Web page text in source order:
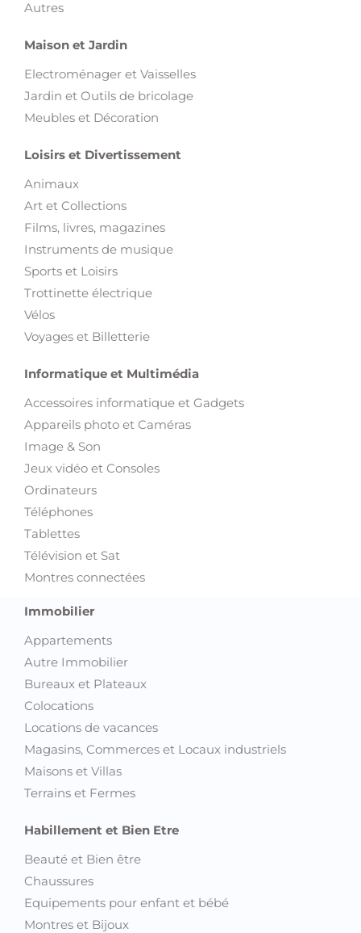
Autres
Maison et Jardin
Electroménager et Vaisselles
Jardin et Outils de bricolage
Meubles et Décoration
Loisirs et Divertissement
Animaux
Art et Collections
Films, livres, magazines
Instruments de musique
Sports et Loisirs
Trottinette électrique
Vélos
Voyages et Billetterie
Informatique et Multimédia
Accessoires informatique et Gadgets
Appareils photo et Caméras
Image & Son
Jeux vidéo et Consoles
Ordinateurs
Téléphones
Tablettes
Télévision et Sat
Montres connectées
Immobilier
Appartements
Autre Immobilier
Bureaux et Plateaux
Colocations
Locations de vacances
Magasins, Commerces et Locaux industriels
Maisons et Villas
Terrains et Fermes
Habillement et Bien Etre
Beauté et Bien être
Chaussures
Equipements pour enfant et bébé
Montres et Bijoux